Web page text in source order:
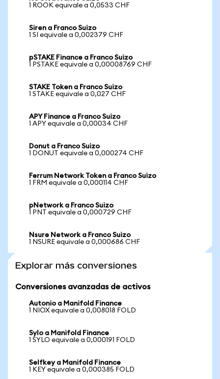
1 ROOK equivale a 0,0533 CHF
Siren a Franco Suizo
1 SI equivale a 0,002379 CHF
pSTAKE Finance a Franco Suizo
1 PSTAKE equivale a 0,00008769 CHF
STAKE Token a Franco Suizo
1 STAKE equivale a 0,027 CHF
APY Finance a Franco Suizo
1 APY equivale a 0,00034 CHF
Donut a Franco Suizo
1 DONUT equivale a 0,000274 CHF
Ferrum Network Token a Franco Suizo
1 FRM equivale a 0,000114 CHF
pNetwork a Franco Suizo
1 PNT equivale a 0,000729 CHF
Nsure Network a Franco Suizo
1 NSURE equivale a 0,000686 CHF
Explorar más conversiones
Conversiones avanzadas de activos
Autonio a Manifold Finance
1 NIOX equivale a 0,008018 FOLD
Sylo a Manifold Finance
1 SYLO equivale a 0,000191 FOLD
Selfkey a Manifold Finance
1 KEY equivale a 0,000385 FOLD